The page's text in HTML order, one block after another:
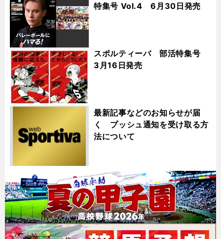
特集号 Vol.4 6月30日発売
スポルティーバ 部活特集号
3月16日発売
最新記事などのお知らせが届
く プッシュ通知を受け取る方
法について